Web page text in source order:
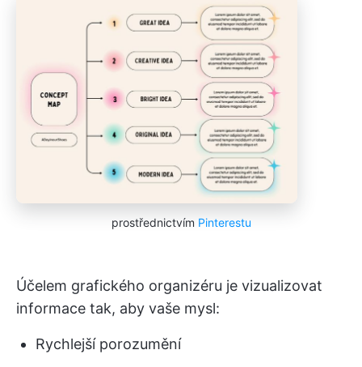
prostřednictvím Pinterestu
Účelem grafického organizéru je vizualizovat
informace tak, aby vaše mysl:
Rychlejší porozumění